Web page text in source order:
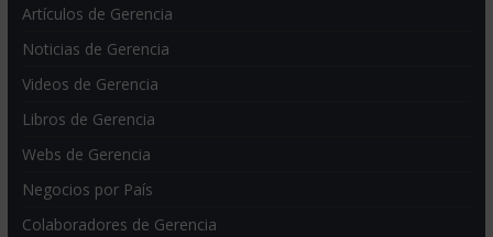
Artículos de Gerencia
Noticias de Gerencia
Videos de Gerencia
Libros de Gerencia
Webs de Gerencia
Negocios por País
Colaboradores de Gerencia